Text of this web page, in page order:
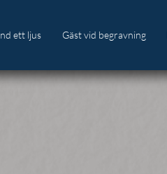
ett ljus Gäst vid begravning